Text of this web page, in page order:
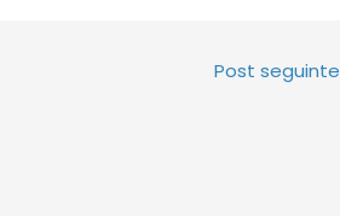
Post seguinte